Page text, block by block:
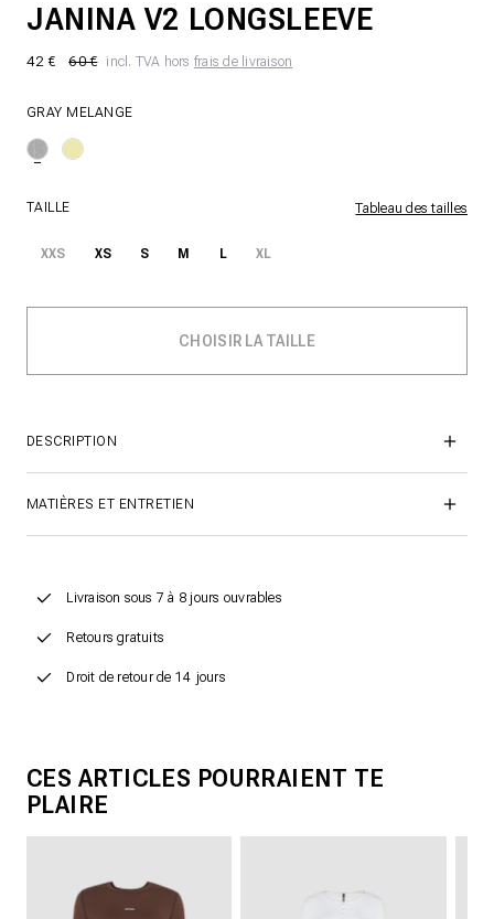
JANINA V2 LONGSLEEVE
42 € 60 € incl. TVA hors frais de livraison
GRAY MELANGE
TAILLE Tableau des tailles
XXS XS S M L XL
DESCRIPTION
MATIÈRES ET ENTRETIEN
Livraison sous 7 à 8 jours ouvrables
Retours gratuits
Droit de retour de 14 jours
CES ARTICLES POURRAIENT TE
PLAIRE